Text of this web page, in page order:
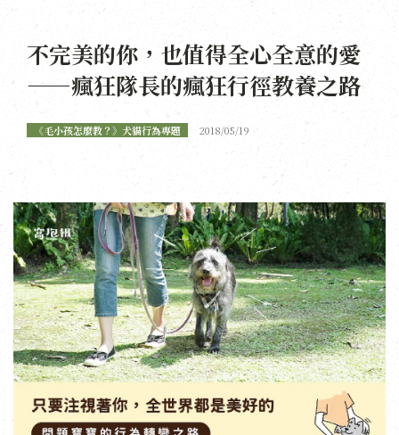
不完美的你，也值得全心全意的愛
——瘋狂隊長的瘋狂行徑教養之路
《毛小孩怎麼教？》犬貓行為專題 2018/05/19